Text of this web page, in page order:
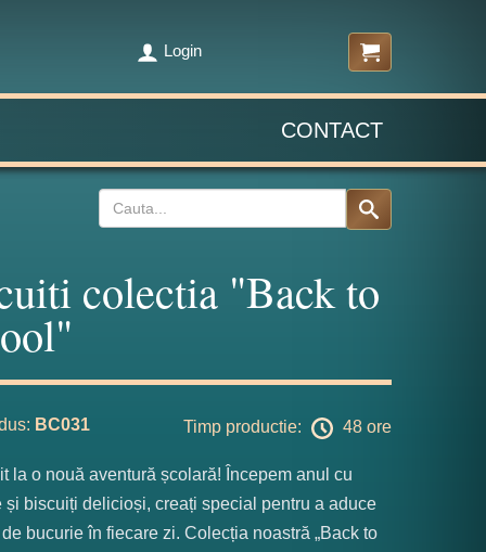
Login
CONTACT
colectia "Back to
BC031 Timp productie: 48 ore
la o nouă aventură școlară! Începem anul cu
și biscuiți delicioși, creați special pentru a aduce
bucurie în fiecare zi. Colecția noastră „Back to